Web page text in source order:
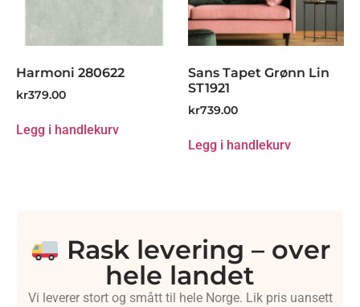
Harmoni 280622
kr379.00
Legg i handlekurv
Sans Tapet Grønn Lin
ST1921
kr739.00
Legg i handlekurv
Rask levering – over
hele landet
Vi leverer stort og smått til hele Norge. Lik pris uansett